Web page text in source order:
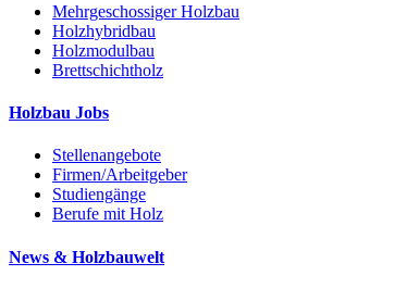
Mehrgeschossiger Holzbau
Holzhybridbau
Holzmodulbau
Brettschichtholz
Holzbau Jobs
Stellenangebote
Firmen/Arbeitgeber
Studiengänge
Berufe mit Holz
News & Holzbauwelt